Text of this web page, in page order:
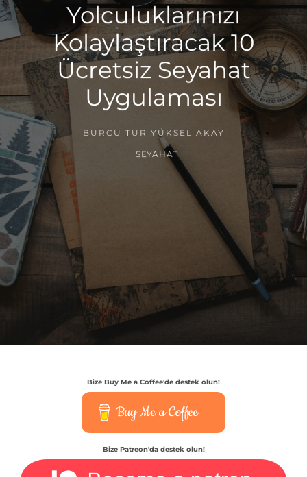
Yolculuklarınızı
Kolaylaştıracak 10
Ücretsiz Seyahat
Uygulaması
BURCU TUR YÜKSEL AKAY
SEYAHAT
Bize Buy Me a Coffee'de destek olun!
Buy Me a Coffee
Bize Patreon'da destek olun!